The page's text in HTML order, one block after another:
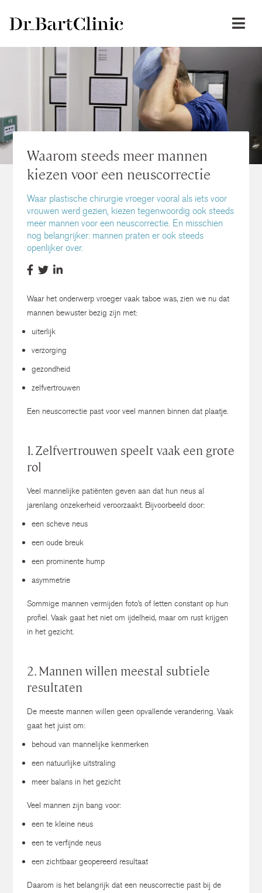
Waarom steeds meer mannen
kiezen voor een neuscorrectie
Waar plastische chirurgie vroeger vooral als iets voor
vrouwen werd gezien, kiezen tegenwoordig ook steeds
meer mannen voor een neuscorrectie. En misschien
nog belangrijker: mannen praten er ook steeds
openlijker over.
Waar het onderwerp vroeger vaak taboe was, zien we nu dat
mannen bewuster bezig zijn met:
uiterlijk
verzorging
gezondheid
zelfvertrouwen
Een neuscorrectie past voor veel mannen binnen dat plaatje.
1. Zelfvertrouwen speelt vaak een grote
rol
Veel mannelijke patiënten geven aan dat hun neus al
jarenlang onzekerheid veroorzaakt. Bijvoorbeeld door:
een scheve neus
een oude breuk
een prominente hump
asymmetrie
Sommige mannen vermijden foto’s of letten constant op hun
profiel.Vaak gaat het niet om ijdelheid, maar om rust krijgen
in het gezicht.
2. Mannen willen meestal subtiele
resultaten
De meeste mannen willen geen opvallende verandering.Vaak
gaat het juist om:
behoud van mannelijke kenmerken
een natuurlijke uitstraling
meer balans in het gezicht
Veel mannen zijn bang voor:
een te kleine neus
een te verfijnde neus
een zichtbaar geopereerd resultaat
Daarom is het belangrijk dat een neuscorrectie past bij de